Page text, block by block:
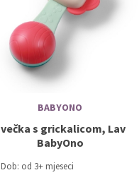
BABYONO
s grickalicom, Lav
BabyOno
Dob: od 3+ mjeseci